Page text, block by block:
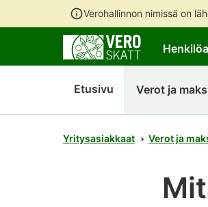
Verohallinnon nimissä on
Etusivu Verot ja
Yritysasiakkaat Verot ja